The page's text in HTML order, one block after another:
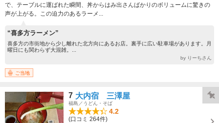
で、テーブルに運ばれた瞬間、丼からはみ出さんばかりのボリュームに驚きの
声が上がる。この迫力のあるラーメ...
“喜多方ラーメン”
喜多方の市街地から少し離れた北方向にあるお店。裏手に広い駐車場があります。月
曜日にも関わらず大混雑。...
by りーちさん
ご当地
7 大内宿 三澤屋
福島／うどん・そば
4.2
(口コミ 264件)